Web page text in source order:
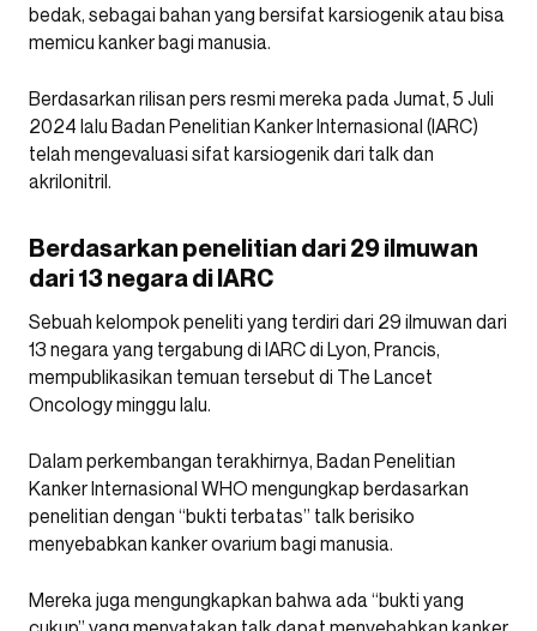
bedak, sebagai bahan yang bersifat karsiogenik atau bisa
memicu kanker bagi manusia.
Berdasarkan rilisan pers resmi mereka pada Jumat, 5 Juli
2024 lalu Badan Penelitian Kanker Internasional (IARC)
telah mengevaluasi sifat karsiogenik dari talk dan
akrilonitril.
Berdasarkan penelitian dari 29 ilmuwan
dari 13 negara di IARC
Sebuah kelompok peneliti yang terdiri dari 29 ilmuwan dari
13 negara yang tergabung di IARC di Lyon, Prancis,
mempublikasikan temuan tersebut di The Lancet
Oncology minggu lalu.
Dalam perkembangan terakhirnya, Badan Penelitian
Kanker Internasional WHO mengungkap berdasarkan
penelitian dengan “bukti terbatas” talk berisiko
menyebabkan kanker ovarium bagi manusia.
Mereka juga mengungkapkan bahwa ada “bukti yang